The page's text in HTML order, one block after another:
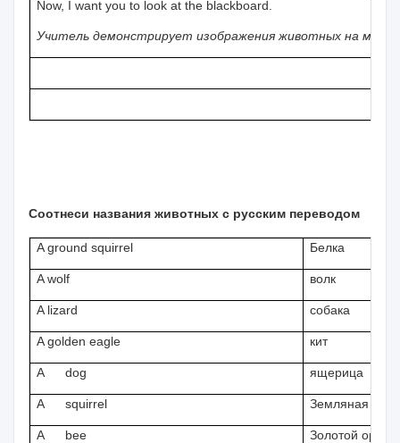
Now, I want you to look at the blackboard.
Учитель демонстрирует изображения животных на
Соотнеси названия животных с русским переводом
A ground squirrel Белка
A wolf волк
A lizard собака
A golden eagle кит
A dog ящерица
A squirrel Земляная
A bee Золотой орел